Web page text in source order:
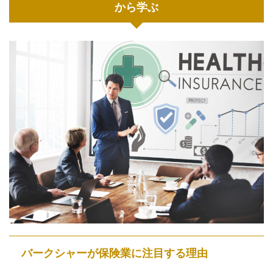
から学ぶ
バークシャーが保険業に注目する理由